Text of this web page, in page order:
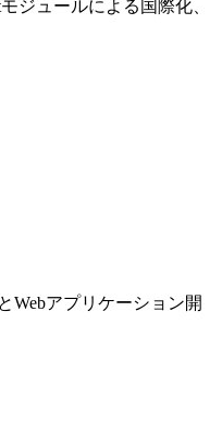
ジュールによる国際化、
Webアプリケーション開